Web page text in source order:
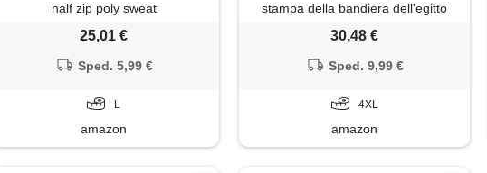
half zip poly sweat
25,01 €
Sped. 5,99 €
L
amazon
stampa della bandiera dell'egitto
coulisse, multicolore, 4xl
30,48 €
Sped. 9,99 €
4XL
amazon